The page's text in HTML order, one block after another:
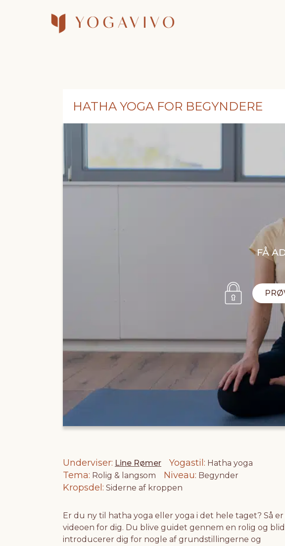
HATHA YOGA FOR BEGYNDERE
FÅ
Underviser Line Rømer Yogastil Hatha yoga
Tema Rolig & langsom Niveau Begynder
Kropsdel Siderne af kroppen
Er du ny til hatha yoga eller yoga i det hele taget? Så
videoen for dig. Du blive guidet gennem en rolig og blid
introducerer dig for nogle af grundstillingerne og